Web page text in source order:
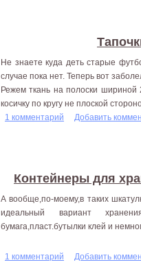
Не знаете куда деть старые
случае пока нет. Теперь вот
Режем ткань на полоски
косичку по кругу не плоской
1 комментарий
Добавить
Контейнеры для
А вообще,по-моему,в таких
идеальный вариант
бумага,пласт.бутылки клей и
1 комментарий Добавить